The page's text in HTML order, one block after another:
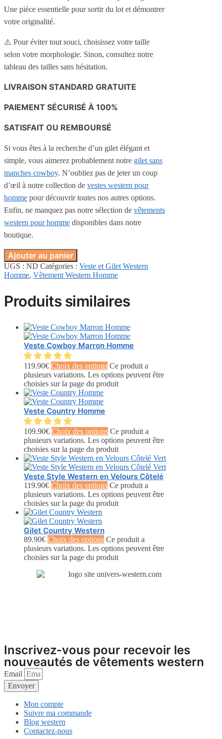
Une pièce essentielle pour sortir du lot et démontrer
votre originalité.
⚠️ Pour éviter tout souci, choisissez votre taille
selon votre morphologie. Sinon, consultez notre
tableau des tailles sans hésitation.
LIVRAISON STANDARD GRATUITE
PAIEMENT SÉCURISÉ À 100%
SATISFAIT OU REMBOURSÉ
Si vous êtes à la recherche d’un gilet élégant et
simple, vous aimerez probablement notre gilet sans
manches cowboy. N’oubliez pas de jeter un coup
d’œil à notre collection de vestes western pour
homme pour découvrir toutes nos autres options.
Enfin, ne manquez pas notre sélection de vêtements
western pour homme disponibles dans notre
boutique.
Ajouter au panier
UGS : ND Catégories : Veste et Gilet Western
Homme, Vêtement Western Homme
Produits similaires
Veste Cowboy Marron Homme
119.90€ Choix des options Ce produit a
plusieurs variations. Les options peuvent être
choisies sur la page du produit
Veste Country Homme
109.90€ Choix des options Ce produit a
plusieurs variations. Les options peuvent être
choisies sur la page du produit
Veste Style Western en Velours Côtelé
119.90€ Choix des options Ce produit a
plusieurs variations. Les options peuvent être
choisies sur la page du produit
Gilet Country Western
89.90€ Choix des options Ce produit a
plusieurs variations. Les options peuvent être
choisies sur la page du produit
Inscrivez-vous pour recevoir les
nouveautés de vêtements western
Email
Envoyer
Mon compte
Suivre ma commande
Blog western
Contactez-nous